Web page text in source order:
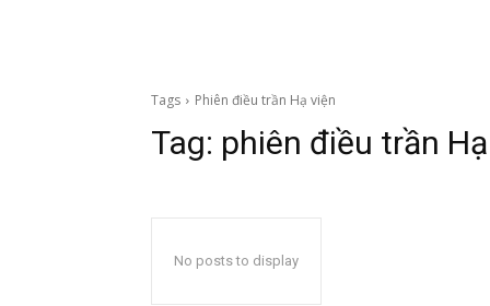
Tags Phiên điều trần Hạ viện
Tag: phiên điều trần
No posts to display